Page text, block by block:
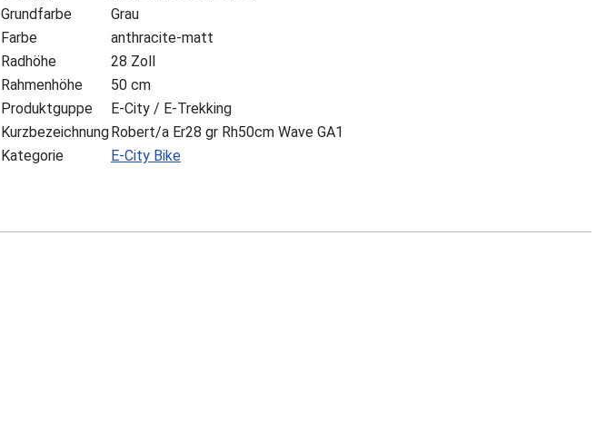
Grundfarbe
Grau
Farbe
anthracite-matt
Radhöhe
28 Zoll
Rahmenhöhe
50 cm
Produktguppe
E-City / E-Trekking
KurzbezeichnungRobert/a Er28 gr Rh50cm Wave GA1
Kategorie
E-City Bike